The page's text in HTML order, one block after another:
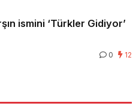
ismini ‘Türkler Gidiyor’
0 12